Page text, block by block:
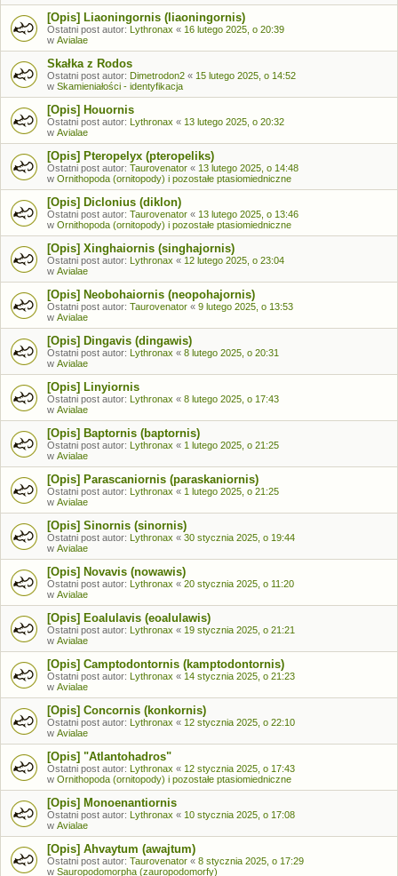
[Opis] Liaoningornis (liaoningornis)
Ostatni post autor: Lythronax « 16 lutego 2025, o 20:39
w Avialae
Skałka z Rodos
Ostatni post autor: Dimetrodon2 « 15 lutego 2025, o 14:52
w Skamieniałości - identyfikacja
[Opis] Houornis
Ostatni post autor: Lythronax « 13 lutego 2025, o 20:32
w Avialae
[Opis] Pteropelyx (pteropeliks)
Ostatni post autor: Taurovenator « 13 lutego 2025, o 14:48
w Ornithopoda (ornitopody) i pozostałe ptasiomiedniczne
[Opis] Diclonius (diklon)
Ostatni post autor: Taurovenator « 13 lutego 2025, o 13:46
w Ornithopoda (ornitopody) i pozostałe ptasiomiedniczne
[Opis] Xinghaiornis (singhajornis)
Ostatni post autor: Lythronax « 12 lutego 2025, o 23:04
w Avialae
[Opis] Neobohaiornis (neopohajornis)
Ostatni post autor: Taurovenator « 9 lutego 2025, o 13:53
w Avialae
[Opis] Dingavis (dingawis)
Ostatni post autor: Lythronax « 8 lutego 2025, o 20:31
w Avialae
[Opis] Linyiornis
Ostatni post autor: Lythronax « 8 lutego 2025, o 17:43
w Avialae
[Opis] Baptornis (baptornis)
Ostatni post autor: Lythronax « 1 lutego 2025, o 21:25
w Avialae
[Opis] Parascaniornis (paraskaniornis)
Ostatni post autor: Lythronax « 1 lutego 2025, o 21:25
w Avialae
[Opis] Sinornis (sinornis)
Ostatni post autor: Lythronax « 30 stycznia 2025, o 19:44
w Avialae
[Opis] Novavis (nowawis)
Ostatni post autor: Lythronax « 20 stycznia 2025, o 11:20
w Avialae
[Opis] Eoalulavis (eoalulawis)
Ostatni post autor: Lythronax « 19 stycznia 2025, o 21:21
w Avialae
[Opis] Camptodontornis (kamptodontornis)
Ostatni post autor: Lythronax « 14 stycznia 2025, o 21:23
w Avialae
[Opis] Concornis (konkornis)
Ostatni post autor: Lythronax « 12 stycznia 2025, o 22:10
w Avialae
[Opis] "Atlantohadros"
Ostatni post autor: Lythronax « 12 stycznia 2025, o 17:43
w Ornithopoda (ornitopody) i pozostałe ptasiomiedniczne
[Opis] Monoenantiornis
Ostatni post autor: Lythronax « 10 stycznia 2025, o 17:08
w Avialae
[Opis] Ahvaytum (awajtum)
Ostatni post autor: Taurovenator « 8 stycznia 2025, o 17:29
w Sauropodomorpha (zauropodomorfy)